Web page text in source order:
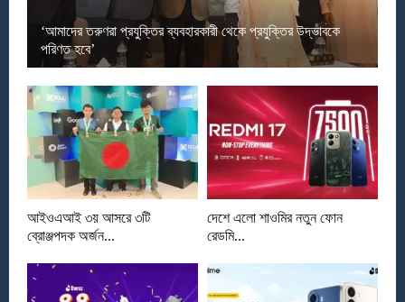
‘আমাদের তরুণরা প্রযুক্তির ব্যবহারকারী থেকে প্রযুক্তির উদ্ভাবকে
পরিণত হবে’
আইওএআই ৩য় আসরে ৩টি
ব্রোঞ্জপদক অর্জন...
দেশে এলো শাওমির নতুন ফোন
রেডমি...